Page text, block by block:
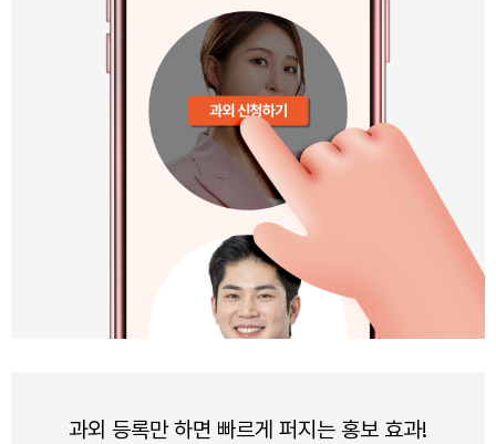
과외 등록만 하면 빠르게 퍼지는 홍보 효과!